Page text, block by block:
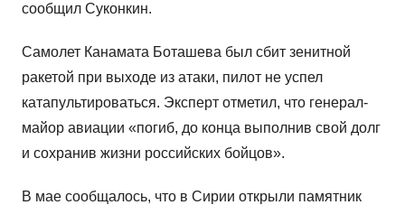
сообщил Суконкин.
Самолет Канамата Боташева был сбит зенитной
ракетой при выходе из атаки, пилот не успел
катапультироваться. Эксперт отметил, что генерал-
майор авиации «погиб, до конца выполнив свой долг
и сохранив жизни российских бойцов».
В мае сообщалось, что в Сирии открыли памятник